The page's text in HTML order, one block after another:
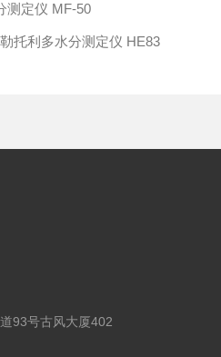
测定仪 MF-50
托利多水分测定仪 HE83
93号古风大厦402